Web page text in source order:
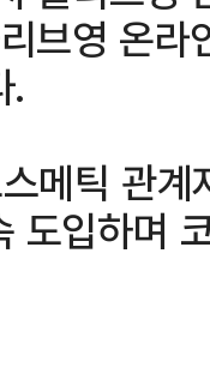
브영 온라
.
메틱 관
도입하며